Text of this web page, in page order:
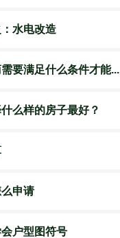
水电改造
要满足什么条件才能...
么样的房子最好？
申请
户型图符号